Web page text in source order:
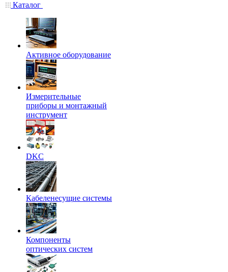
Каталог
Активное оборудование
Измерительные
приборы и монтажный
инструмент
DKC
Кабеленесущие системы
Компоненты
оптических систем